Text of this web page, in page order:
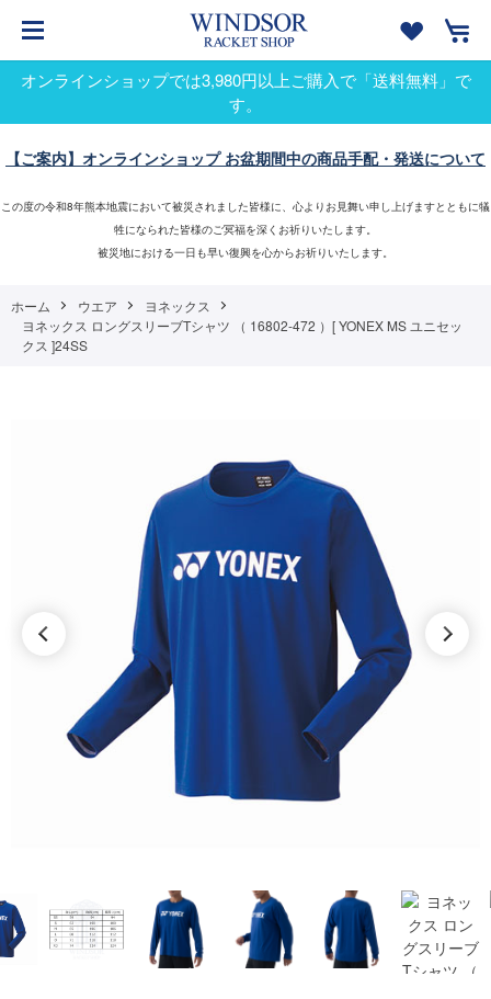
オンラインショップでは3,980円以上ご購入で「送料無料」で
す。
【ご案内】オンラインショップ お盆期間中の商品手配・発送について
この度の令和8年熊本地震において被災されました皆様に、心よりお見舞い申し上げますとともに犠
牲になられた皆様のご冥福を深くお祈りいたします。
被災地における一日も早い復興を心からお祈りいたします。
ホーム ウエア
ヨネックス
ヨネックス ロングスリーブTシャツ （ 16802-472 ）[ YONEX MS ユニセッ
クス ]24SS